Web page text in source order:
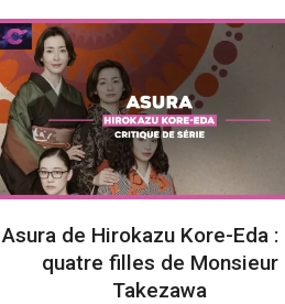
Asura de Hirokazu Kore-Eda :
quatre filles de Monsieur
Takezawa